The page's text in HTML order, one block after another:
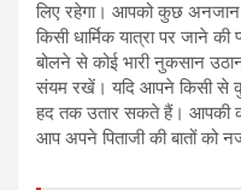
लिए रहेगा। आपको कुछ अनजान
किसी धार्मिक यात्रा पर जाने
बोलने से कोई भारी नुकसान
संयम रखें। यदि आपने किसी से
हद तक उतार सकते हैं। आपकी
आप अपने पिताजी की बातों को